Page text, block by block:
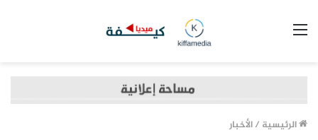
الرئيسية /الأخبار